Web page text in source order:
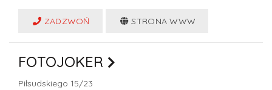
ZADZWOŃ STRONA WWW
FOTOJOKER
Piłsudskiego 15/23